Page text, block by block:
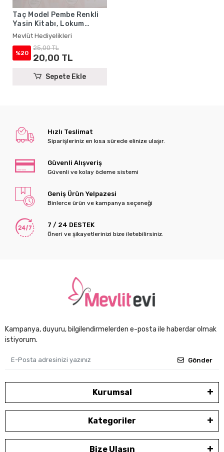
Taç Model Pembe Renkli
Yasin Kitabı, Lokum
Kutusu, Magnet ve
Karton Çanta - Mevlüt
Hediyelikleri
Mevlüt Hediyelikleri
%20
25,00 TL
20,00 TL
Sepete Ekle
Hızlı Teslimat
Siparişleriniz en kısa sürede elinize ulaşır.
Güvenli Alışveriş
Güvenli ve kolay ödeme sistemi
Geniş Ürün Yelpazesi
Binlerce ürün ve kampanya seçeneği
7 / 24 DESTEK
Öneri ve şikayetlerinizi bize iletebilirsiniz.
Kampanya, duyuru, bilgilendirmelerden e-posta ile haberdar olmak
istiyorum.
Gönder
Kurumsal
Kategoriler
Bize Ulaşın